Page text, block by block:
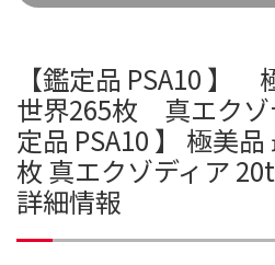
【鑑定品 PSA10
世界265枚 真エク
定品 PSA10 】 極美
枚 真エクゾディア
詳細情報